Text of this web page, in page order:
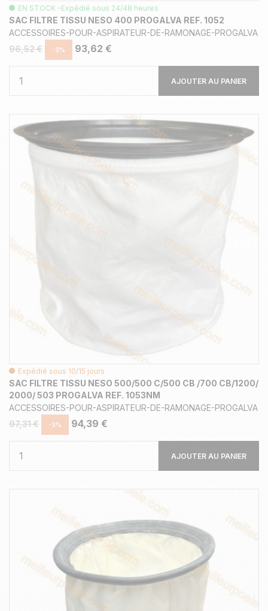
EN STOCK -Expédié sous 24/48 heures
SAC FILTRE TISSU NESO 400 PROGALVA REF. 1052
ACCESSOIRES-POUR-ASPIRATEUR-DE-RAMONAGE-PROGALVA
96,52 €
-3% 93,62 €
AJOUTER AU PANIER
Expédié sous 10/15 jours
SAC FILTRE TISSU NESO 500/500 C/500 CB /700 CB/1200/
2000/ 503 PROGALVA REF. 1053NM
ACCESSOIRES-POUR-ASPIRATEUR-DE-RAMONAGE-PROGALVA
97,31 €
-3% 94,39 €
AJOUTER AU PANIER